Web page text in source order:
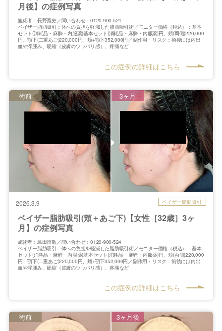
月後】の症例写真
施術者：長野寛史／問い合わせ：0120-900-524
ベイザー脂肪吸引：体への負担を軽減した脂肪吸引術／モニター価格（税込）：基本
セット(消耗品・麻酔・内服薬)基本セット(消耗品・麻酔・内服薬)円、頬(両側)220,000
円、顎下(二重あご)220,000円、頬+顎下352,000円／副作用・リスク：術後には内出
血や浮腫み、硬縮（皮膚のツッパリ感）、疼痛など
この症例の詳細はこちら
2026.3.9 ベイザー脂肪吸引
ベイザー脂肪吸引(頬＋あご下)【女性［32歳］3ヶ
月】の症例写真
術前 3ヶ月
施術者：島田博敬／問い合わせ：0120-900-524
ベイザー脂肪吸引：体への負担を軽減した脂肪吸引術／モニター価格（税込）：基本
セット(消耗品・麻酔・内服薬)基本セット(消耗品・麻酔・内服薬)円、頬(両側)220,000
円、顎下(二重あご)220,000円、頬+顎下352,000円／副作用・リスク：術後には内出
血や浮腫み、硬縮（皮膚のツッパリ感）、疼痛など
この症例の詳細はこちら
術前 3ヶ月後